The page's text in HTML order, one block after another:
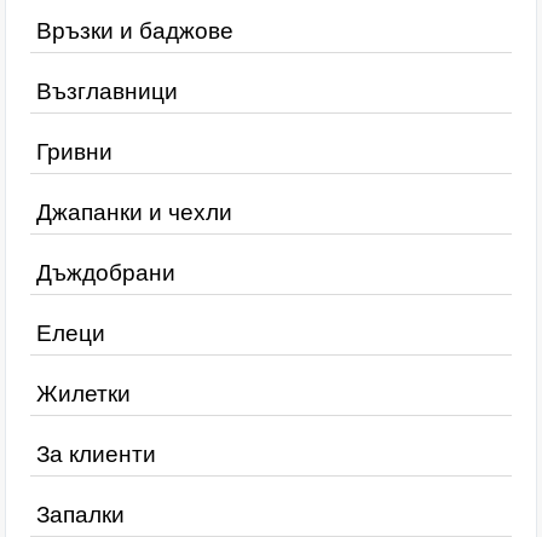
Връзки и баджове
Възглавници
Гривни
Джапанки и чехли
Дъждобрани
Елеци
Жилетки
За клиенти
Запалки